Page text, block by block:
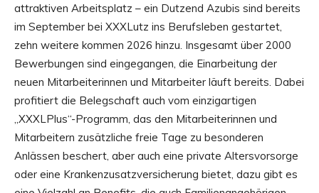
attraktiven Arbeitsplatz – ein Dutzend Azubis sind bereits
im September bei XXXLutz ins Berufsleben gestartet,
zehn weitere kommen 2026 hinzu. Insgesamt über 2000
Bewerbungen sind eingegangen, die Einarbeitung der
neuen Mitarbeiterinnen und Mitarbeiter läuft bereits. Dabei
profitiert die Belegschaft auch vom einzigartigen
„XXXLPlus“-Programm, das den Mitarbeiterinnen und
Mitarbeitern zusätzliche freie Tage zu besonderen
Anlässen beschert, aber auch eine private Altersvorsorge
oder eine Krankenzusatzversicherung bietet, dazu gibt es